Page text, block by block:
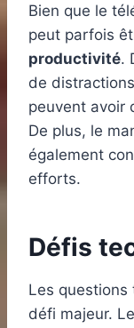
Bien que le
peut parfois
productivité.
de
peuvent avoir
De plus, le
également
efforts.
Défis
Les
défi majeur.